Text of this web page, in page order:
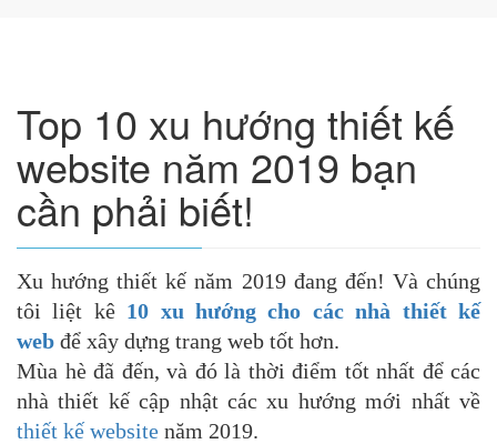
Top 10 xu hướng thiết kế
website năm 2019 bạn
cần phải biết!
Xu hướng thiết kế năm 2019 đang đến! Và chúng
tôi liệt kê 10 xu hướng cho các nhà thiết kế
web để xây dựng trang web tốt hơn.
Mùa hè đã đến, và đó là thời điểm tốt nhất để các
nhà thiết kế cập nhật các xu hướng mới nhất về
thiết kế website năm 2019.